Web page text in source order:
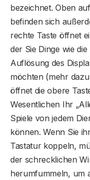
bezeichnet. Oben
befinden sich
rechte Taste öffnet
der Sie Dinge wie
Auflösung des
möchten (mehr
öffnet die obere
Wesentlichen Ihr
Spiele von jedem
können. Wenn Sie
Tastatur koppeln,
der schrecklichen
herumfummeln, um